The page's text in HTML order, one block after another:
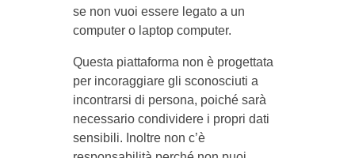
se non vuoi essere legato a un
computer o laptop computer.
Questa piattaforma non è progettata
per incoraggiare gli sconosciuti a
incontrarsi di persona, poiché sarà
necessario condividere i propri dati
sensibili. Inoltre non c’è